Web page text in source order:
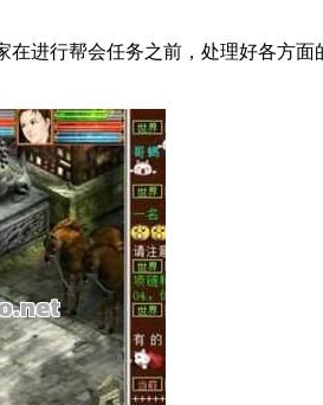
进行帮会任务之前，处理好各方面